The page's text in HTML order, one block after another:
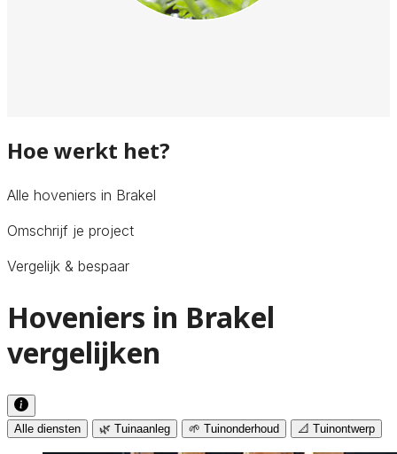
Hoe werkt het?
Alle hoveniers in Brakel
Omschrijf je project
Vergelijk & bespaar
Hoveniers in Brakel
vergelijken
Alle diensten 🌿 Tuinaanleg 🌱 Tuinonderhoud 📐 Tuinontwerp